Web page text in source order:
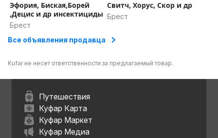
Эфория, Биская,Борей
,Децис и др инсектициды
Брест
Свитч, Хорус, Скор и др
Брест
Все объявления продавца
Kufar не несет ответственности за предлагаемый товар.
Путешествия
Куфар Карта
Куфар Маркет
Куфар Медиа